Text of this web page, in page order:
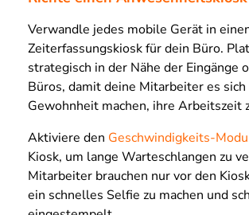
Verwandle jedes mobile Gerät in
Zeiterfassungskiosk für dein Büro.
strategisch in der Nähe der Eingänge
Büros, damit deine Mitarbeiter es sich
Gewohnheit machen, ihre Arbeitszeit
Aktiviere den Geschwindigkeits-
Kiosk, um lange Warteschlangen zu
Mitarbeiter brauchen nur vor den
ein schnelles Selfie zu machen und